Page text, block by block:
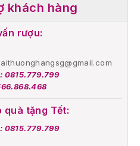
khách hàng
rượu:
0815.779.799
quà tặng Tết:
0815.779.799